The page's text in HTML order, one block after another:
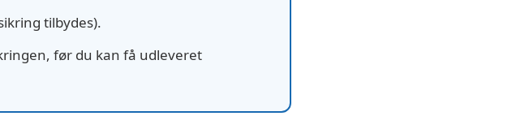
tilbydes).
før du kan få udleveret